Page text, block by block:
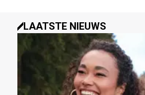
LAATSTE NIEUWS